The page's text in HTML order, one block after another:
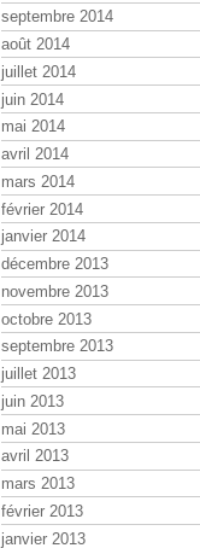
septembre 2014
août 2014
juillet 2014
juin 2014
mai 2014
avril 2014
mars 2014
février 2014
janvier 2014
décembre 2013
novembre 2013
octobre 2013
septembre 2013
juillet 2013
juin 2013
mai 2013
avril 2013
mars 2013
février 2013
janvier 2013